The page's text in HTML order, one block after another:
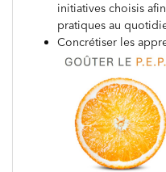
initiatives choisis
pratiques au
Concrétiser les